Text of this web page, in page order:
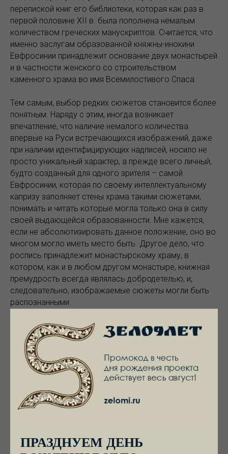
перепиской книг его библиотеки, которая как раз в
первой половине XII в. была пополнена немалым
количеством греческих манускриптов. Считается, что
именно заслугам образованной княжны-инокини
Евфросинии принадлежит основание двух монастырей
и в частности женского со строительством
каменного храма во имя Всемилостивого Спаса.
Тем самым, выбор редких сюжетов становится более
понятным. Наряду с этим, иногда возникает
впечатление, что наличие немалого количества
впервые на Руси встречающихся изображений, даже
при наличии идентифицирующих надписей, носило не
просто уникальный характер, а прежде всего личный,
будто созданный для одного зрителя – самой
Евфросинии, которая по своему интеллектуальному
капризу заполняет стены храма такими сюжетами,
понимать и читать которые могла только она в силу
своей выдающейся образованности. Мне кажется,
если не абсолютизировать данное положение, оно во
многом могло иметь место быть. Другое дело, что
роспись принадлежит монастырскому храму, в
котором, как и в любом другом монастыре, книжная
премудрость всегда являлась добродетелью, и,
следовательно, изображаемые сюжеты могли быть
распознанными.
Для нас представляет интерес одно изображение –
сцена встречи св. Антония и кентавра. Она входит в
небольшой цикл, повествующий о двух
раннехристианских отшельниках, основателей
монашеского пустынножительства свв. Антонии,
прозванным Великим и Павле Фивейском. Кроме
указанной сцены, на малых сводах в западной части
храма в северном нефе под хорами определяют еще
Антония, написанном св. Афанасием Александринским
ПРАЗДНУЕМ ДЕНЬ